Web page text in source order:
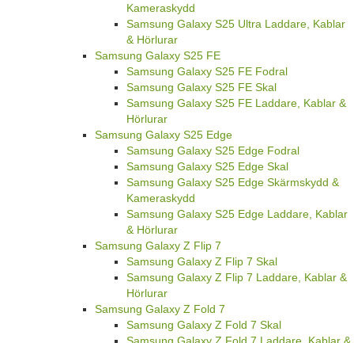
Kameraskydd
Samsung Galaxy S25 Ultra Laddare, Kablar
& Hörlurar
Samsung Galaxy S25 FE
Samsung Galaxy S25 FE Fodral
Samsung Galaxy S25 FE Skal
Samsung Galaxy S25 FE Laddare, Kablar &
Hörlurar
Samsung Galaxy S25 Edge
Samsung Galaxy S25 Edge Fodral
Samsung Galaxy S25 Edge Skal
Samsung Galaxy S25 Edge Skärmskydd &
Kameraskydd
Samsung Galaxy S25 Edge Laddare, Kablar
& Hörlurar
Samsung Galaxy Z Flip 7
Samsung Galaxy Z Flip 7 Skal
Samsung Galaxy Z Flip 7 Laddare, Kablar &
Hörlurar
Samsung Galaxy Z Fold 7
Samsung Galaxy Z Fold 7 Skal